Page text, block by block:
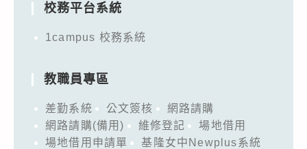
校務平台系統
1campus 校務系統
教職員專區
差勤系統 公文簽核
網路請購
網路請購(備用)
維修登記
場地借用
場地借用申請單
基隆女中Newplus系統